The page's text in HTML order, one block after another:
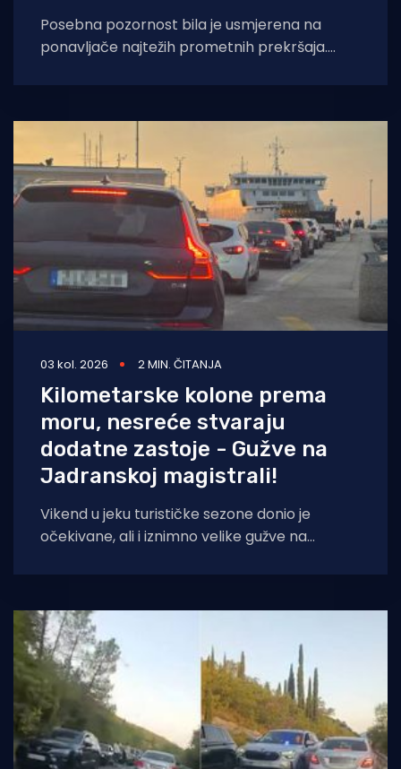
Posebna pozornost bila je usmjerena na
ponavljače najtežih prometnih prekršaja.
dalmatinske su od 31. srpnja
03 kol. 2026 2 MIN. ČITANJA
Kilometarske kolone prema
moru, nesreće stvaraju
dodatne zastoje - Gužve na
Jadranskoj magistrali!
Vikend u jeku turističke sezone donio je
očekivane, ali i iznimno velike gužve na
na